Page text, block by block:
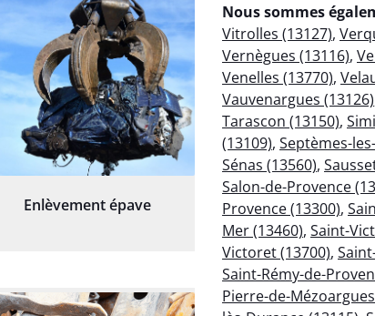
Enlèvement épave
Nous sommes
Vitrolles (13127),
Vernègues (13116),
Venelles (13770),
Vauvenargues (13126)
Tarascon (13150),
(13109), Septèmes-
Sénas (13560),
Salon-de-Provence
Provence (13300),
Mer (13460), Saint-
Victoret (13700),
Saint-Rémy-de-
Pierre-de-